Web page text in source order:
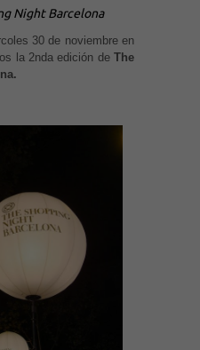
Night Barcelona
30 de noviembre en
la 2nda edición de The